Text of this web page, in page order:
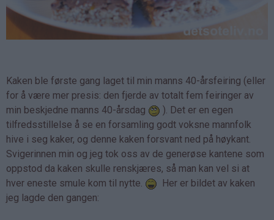
Kaken ble første gang laget til min manns 40-årsfeiring (eller
for å være mer presis: den fjerde av totalt fem feiringer av
min beskjedne manns 40-årsdag
). Det er en egen
tilfredsstillelse å se en forsamling godt voksne mannfolk
hive i seg kaker, og denne kaken forsvant ned på høykant.
Svigerinnen min og jeg tok oss av de generøse kantene som
oppstod da kaken skulle renskjæres, så man kan vel si at
hver eneste smule kom til nytte.
Her er bildet av kaken
jeg lagde den gangen: